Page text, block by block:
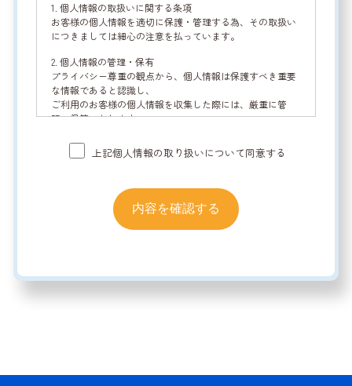
1. 個人情報の取扱いに関する条項
お客様の個人情報を適切に保護・管理する為、その取扱い
につきましては細心の注意を払っています。
2. 個人情報の管理・保有
プライバシー尊重の観点から、個人情報は保護すべき重要
な情報であると認識し、
ご利用のお客様の個人情報を収集した際には、厳重に管
理・保管いたします。
3. 個人情報の取得
個人情報を取得する際は、適切な範囲で適法かつ公正な手
当サイトでは、次のような場合に必要な範囲で個人情報を
取得する場合があります。
(A) お問い合わせ
様より個人情報をご提供いただきます。
いただくため。
上記個人情報の取り扱いについて同意する